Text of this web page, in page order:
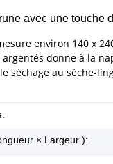
avec une touche
environ 140 x
donne à la
séchage au sèche-
× Largeur ):